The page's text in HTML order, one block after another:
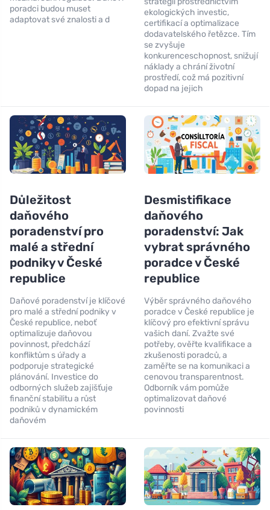
poradci budou muset
adaptovat své znalosti a d
ekologických investic,
certifikací a optimalizace
dodavatelského řetězce. Tím
se zvyšuje
konkurenceschopnost, snižují
náklady a chrání životní
prostředí, což má pozitivní
dopad na jejich
Důležitost
daňového
poradenství pro
malé a střední
podniky v České
republice
Daňové poradenství je klíčové
pro malé a střední podniky v
České republice, neboť
optimalizuje daňovou
povinnost, předchází
konfliktům s úřady a
podporuje strategické
plánování. Investice do
odborných služeb zajišťuje
finanční stabilitu a růst
podniků v dynamickém
daňovém
Desmistifikace
daňového
poradenství: Jak
vybrat správného
poradce v České
republice
Výběr správného daňového
poradce v České republice je
klíčový pro efektivní správu
vašich daní. Zvažte své
potřeby, ověřte kvalifikace a
zkušenosti poradců, a
zaměřte se na komunikaci a
cenovou transparentnost.
Odborník vám pomůže
optimalizovat daňové
povinnosti